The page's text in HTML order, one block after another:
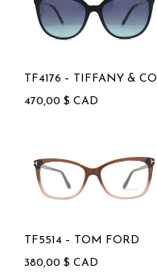
TF4176 – TIFFANY & CO
470,00 $ CAD
TF5514 – TOM FORD
380,00 $ CAD